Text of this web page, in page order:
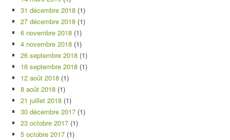
31 décembre 2018 (1)
27 décembre 2018 (1)
6 novembre 2018 (1)
4 novembre 2018 (1)
26 septembre 2018 (1)
16 septembre 2018 (1)
12 août 2018 (1)
8 août 2018 (1)
21 juillet 2018 (1)
30 décembre 2017 (1)
23 octobre 2017 (1)
5 octobre 2017 (1)